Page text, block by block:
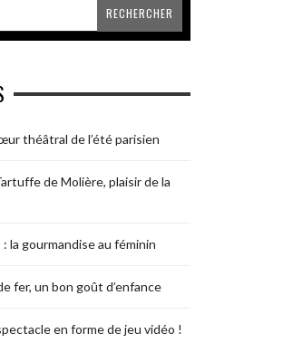
théâtral de l’été parisien
de Molière, plaisir de la
la gourmandise au féminin
fer, un bon goût d’enfance
en forme de jeu vidéo !